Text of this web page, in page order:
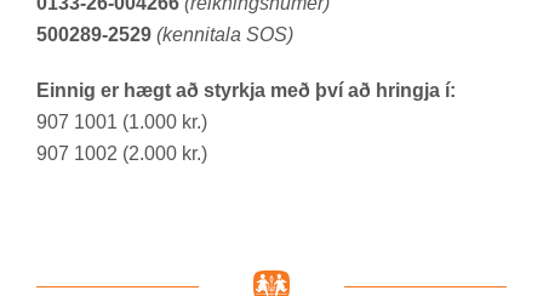
500289-2529 (kennitala SOS)
Einnig er hægt að styrkja með því að hringja í:
907 1001 (1.000 kr.)
907 1002 (2.000 kr.)